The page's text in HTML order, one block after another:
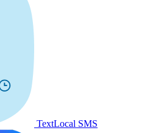
TextLocal SMS